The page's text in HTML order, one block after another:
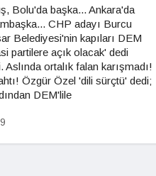
Bolu'da başka... Ankara'da
CHP adayı Burcu
Belediyesi'nin kapıları DEM
partilere açık olacak' dedi
Aslında ortalık falan karışmadı!
Özgür Özel 'dili sürçtü' dedi;
DEM'lile